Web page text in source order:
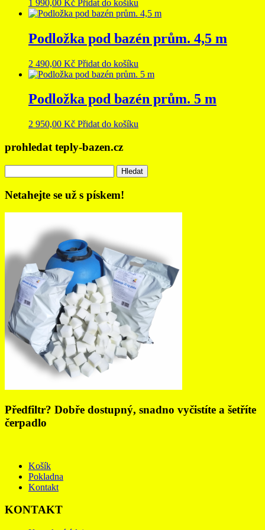
1 990,00 Kč Přidat do košíku
Podložka pod bazén prům. 4,5 m
2 490,00 Kč Přidat do košíku
Podložka pod bazén prům. 5 m
2 950,00 Kč Přidat do košíku
prohledat teply-bazen.cz
Netahejte se už s pískem!
Předfiltr? Dobře dostupný, snadno vyčistíte a šetříte
čerpadlo
Košík
Pokladna
Kontakt
KONTAKT